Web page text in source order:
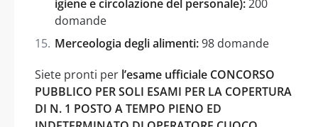
igiene e circolazione del personale):200
domande
Merceologia degli alimenti:98 domande
Siete pronti per l’esame ufficiale CONCORSO
PUBBLICO PER SOLI ESAMI PER LA COPERTURA
DI N. 1 POSTO A TEMPO PIENO ED